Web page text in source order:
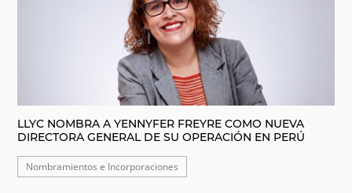
LLYC NOMBRA A YENNYFER FREYRE COMO NUEVA
DIRECTORA GENERAL DE SU OPERACIÓN EN PERÚ
Nombramientos e Incorporaciones